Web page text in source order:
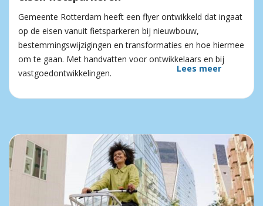
Gemeente Rotterdam heeft een flyer ontwikkeld dat ingaat
op de eisen vanuit fietsparkeren bij nieuwbouw,
bestemmingswijzigingen en transformaties en hoe hiermee
om te gaan. Met handvatten voor ontwikkelaars en bij
vastgoedontwikkelingen.
Lees meer